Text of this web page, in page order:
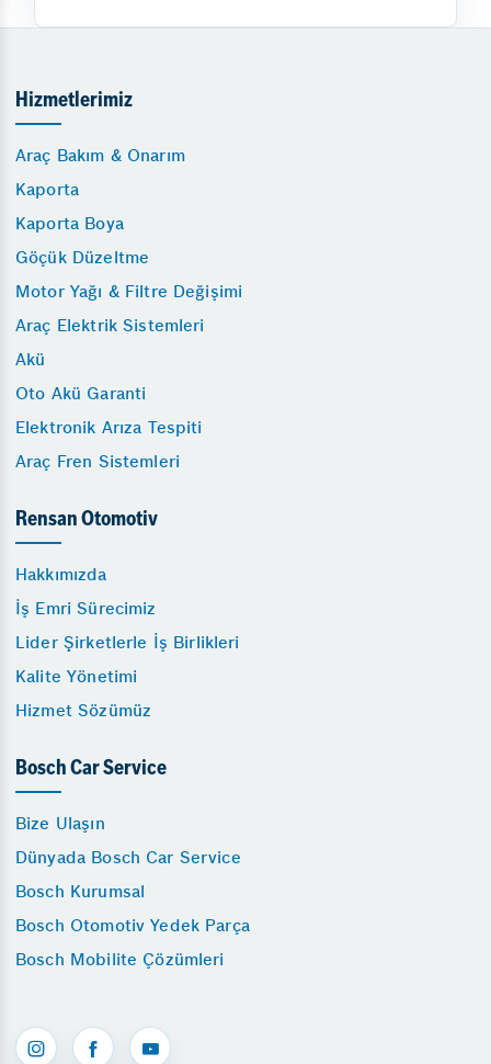
Hizmetlerimiz
Araç Bakım & Onarım
Kaporta
Kaporta Boya
Göçük Düzeltme
Motor Yağı & Filtre Değişimi
Araç Elektrik Sistemleri
Akü
Oto Akü Garanti
Elektronik Arıza Tespiti
Araç Fren Sistemleri
Rensan Otomotiv
Hakkımızda
İş Emri Sürecimiz
Lider Şirketlerle İş Birlikleri
Kalite Yönetimi
Hizmet Sözümüz
Bosch Car Service
Bize Ulaşın
Dünyada Bosch Car Service
Bosch Kurumsal
Bosch Otomotiv Yedek Parça
Bosch Mobilite Çözümleri